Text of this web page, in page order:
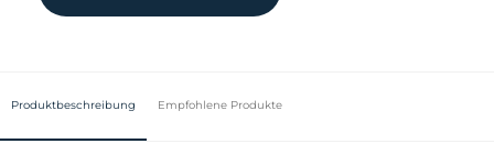
Produktbeschreibung Empfohlene Produkte